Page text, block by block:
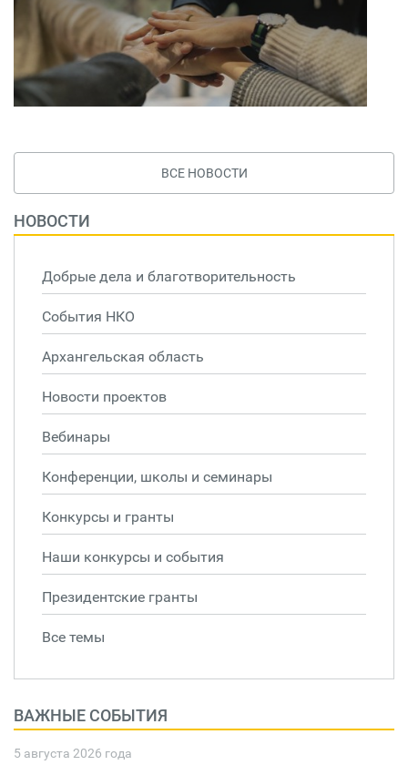
ВСЕ НОВОСТИ
НОВОСТИ
Добрые дела и благотворительность
События НКО
Архангельская область
Новости проектов
Вебинары
Конференции, школы и семинары
Конкурсы и гранты
Наши конкурсы и события
Президентские гранты
Все темы
ВАЖНЫЕ СОБЫТИЯ
5 августа 2026 года